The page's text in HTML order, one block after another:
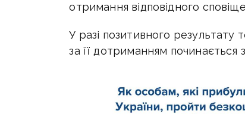
отримання відповідного
У разі позитивного результату
за її дотриманням починається